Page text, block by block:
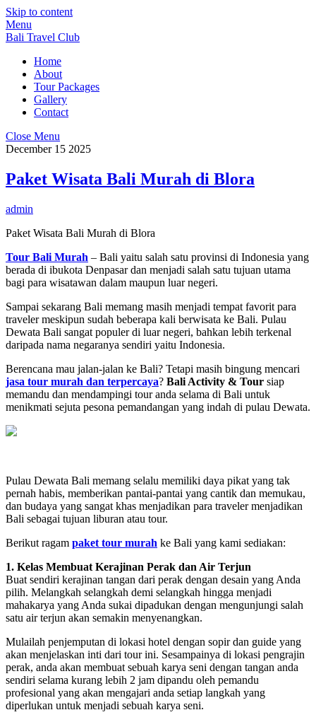
Skip to content
Menu
Bali Travel Club
Home
About
Tour Packages
Gallery
Contact
Close Menu
December 15 2025
Paket Wisata Bali Murah di Blora
admin
Paket Wisata Bali Murah di Blora
Tour Bali Murah – Bali yaitu salah satu provinsi di Indonesia yang
berada di ibukota Denpasar dan menjadi salah satu tujuan utama
bagi para wisatawan dalam maupun luar negeri.
Sampai sekarang Bali memang masih menjadi tempat favorit para
traveler meskipun sudah beberapa kali berwisata ke Bali. Pulau
Dewata Bali sangat populer di luar negeri, bahkan lebih terkenal
daripada nama negaranya sendiri yaitu Indonesia.
Berencana mau jalan-jalan ke Bali? Tetapi masih bingung mencari
jasa tour murah dan terpercaya? Bali Activity & Tour siap
memandu dan mendampingi tour anda selama di Bali untuk
menikmati sejuta pesona pemandangan yang indah di pulau Dewata.
Pulau Dewata Bali memang selalu memiliki daya pikat yang tak
pernah habis, memberikan pantai-pantai yang cantik dan memukau,
dan budaya yang sangat khas menjadikan para traveler menjadikan
Bali sebagai tujuan liburan atau tour.
Berikut ragam paket tour murah ke Bali yang kami sediakan:
1. Kelas Membuat Kerajinan Perak dan Air Terjun
Buat sendiri kerajinan tangan dari perak dengan desain yang Anda
pilih. Melangkah selangkah demi selangkah hingga menjadi
mahakarya yang Anda sukai dipadukan dengan mengunjungi salah
satu air terjun akan semakin menyenangkan.
Mulailah penjemputan di lokasi hotel dengan sopir dan guide yang
akan menjelaskan inti dari tour ini. Sesampainya di lokasi pengrajin
perak, anda akan membuat sebuah karya seni dengan tangan anda
sendiri selama kurang lebih 2 jam dipandu oleh pemandu
profesional yang akan mengajari anda setiap langkah yang
diperlukan untuk menjadi sebuah karya seni.